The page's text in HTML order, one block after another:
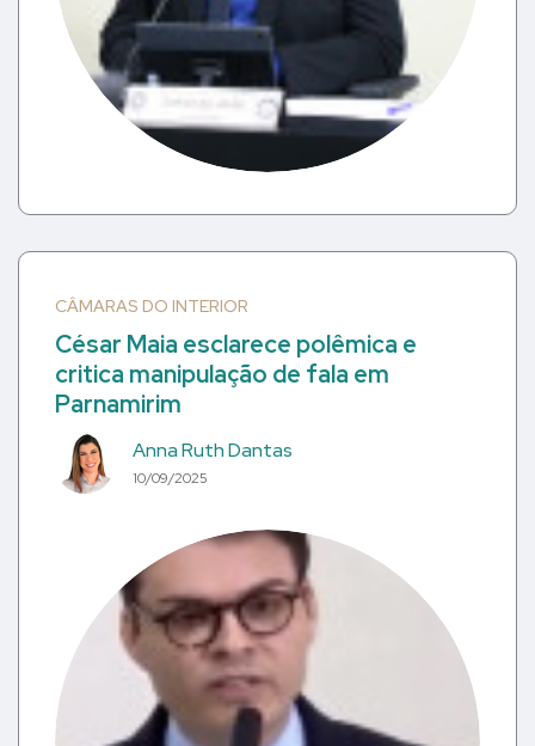
CÂMARAS DO INTERIOR
César Maia esclarece polêmica e
critica manipulação de fala em
Parnamirim
Anna Ruth Dantas
10/09/2025